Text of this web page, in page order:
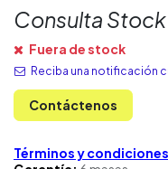
Consulta
Fuera de stock
Reciba una notificación
Contáctenos
Términos y condiciones